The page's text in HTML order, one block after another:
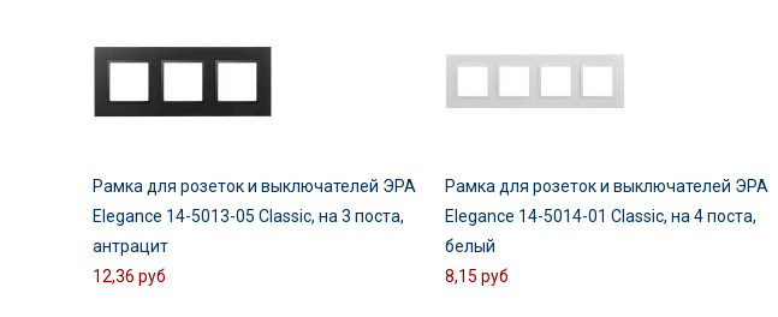
Рамка для розеток и выключателей ЭРА
Elegance 14-5013-05 Classic, на 3 поста,
антрацит
12,36 руб
Рамка для розеток и выключателей ЭРА
Elegance 14-5014-01 Classic, на 4 поста,
белый
8,15 руб